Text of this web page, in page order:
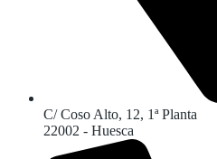
C/ Coso Alto, 12, 1ª Planta
22002 - Huesca